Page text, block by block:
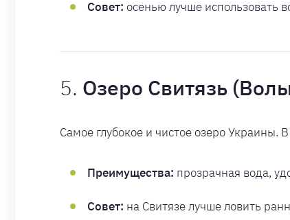
Совет: осенью лучше использовать
5. Озеро Свитязь
Самое глубокое и чистое озеро Украины.
Преимущества: прозрачная вода,
Совет: на Свитязе лучше ловить